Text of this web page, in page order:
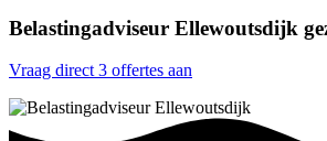
Belastingadviseur Ellewoutsdijk
Vraag direct 3 offertes aan